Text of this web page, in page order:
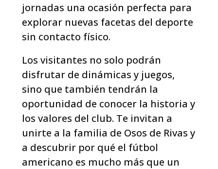
jornadas una ocasión perfecta para
explorar nuevas facetas del deporte
sin contacto físico.
Los visitantes no solo podrán
disfrutar de dinámicas y juegos,
sino que también tendrán la
oportunidad de conocer la historia y
los valores del club. Te invitan a
unirte a la familia de Osos de Rivas y
a descubrir por qué el fútbol
americano es mucho más que un